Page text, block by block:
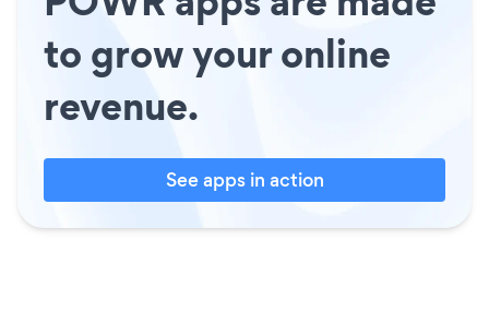
to grow your online
revenue.
See apps in action